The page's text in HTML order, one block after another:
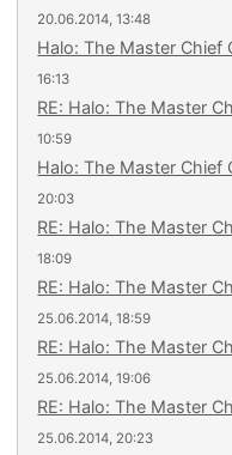
20.06.2014, 13:48
Halo: The Master Chief
16:13
RE: Halo: The Master
10:59
Halo: The Master Chief
20:03
RE: Halo: The Master
18:09
RE: Halo: The Master
25.06.2014, 18:59
RE: Halo: The Master
25.06.2014, 19:06
RE: Halo: The Master
25.06.2014, 20:23